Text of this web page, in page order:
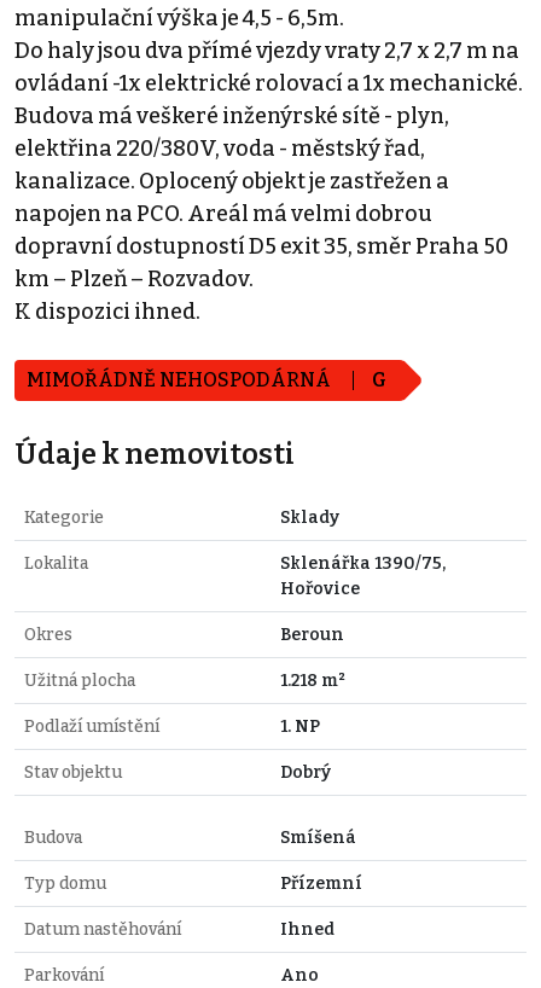
manipulační výška je 4,5 - 6,5m.
Do haly jsou dva přímé vjezdy vraty 2,7 x 2,7 m na
ovládaní -1x elektrické rolovací a 1x mechanické.
Budova má veškeré inženýrské sítě - plyn,
elektřina 220/380V, voda - městský řad,
kanalizace. Oplocený objekt je zastřežen a
napojen na PCO. Areál má velmi dobrou
dopravní dostupností D5 exit 35, směr Praha 50
km – Plzeň – Rozvadov.
K dispozici ihned.
MIMOŘÁDNĚ NEHOSPODÁRNÁ G
Údaje k nemovitosti
Kategorie Sklady
Lokalita
Sklenářka 1390/75,
Hořovice
Okres Beroun
Užitná plocha 1.218 m²
Podlaží umístění 1. NP
Stav objektu Dobrý
Budova Smíšená
Typ domu Přízemní
Datum nastěhování Ihned
Parkování Ano